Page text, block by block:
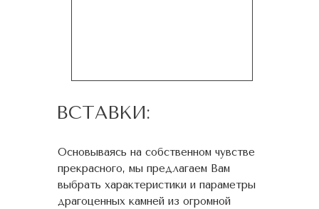
ВСТАВКИ:
Основываясь на собственном чувстве
прекрасного, мы предлагаем Вам
выбрать характеристики и параметры
драгоценных камней из огромной